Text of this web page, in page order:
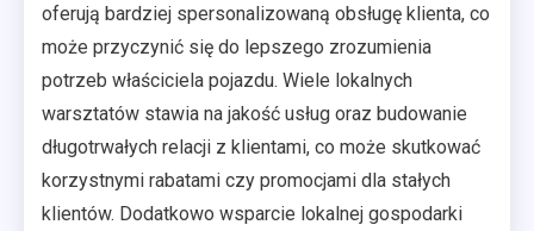
oferują bardziej spersonalizowaną obsługę klienta, co
może przyczynić się do lepszego zrozumienia
potrzeb właściciela pojazdu. Wiele lokalnych
warsztatów stawia na jakość usług oraz budowanie
długotrwałych relacji z klientami, co może skutkować
korzystnymi rabatami czy promocjami dla stałych
klientów. Dodatkowo wsparcie lokalnej gospodarki